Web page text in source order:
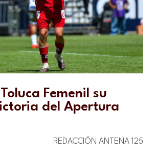
Femenil su
del Apertura
REDACCIÓN ANTENA 125